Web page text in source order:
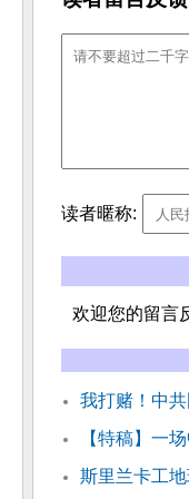
读者暱称:
欢迎您的留言
我打赌！中
【特稿】一
斯里兰卡工